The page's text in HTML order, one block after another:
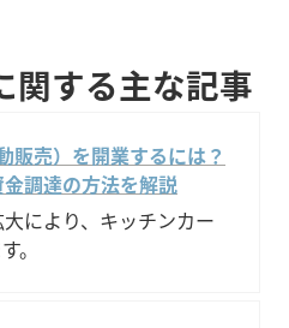
関する主な記事
販売）を開業するには？
調達の方法を解説
により、キッチンカー
。